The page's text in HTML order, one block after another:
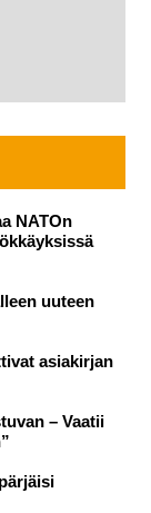
NATOn
uuteen
asiakirjan
– Vaatii